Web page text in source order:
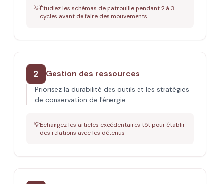
💡Étudiez les schémas de patrouille pendant 2 à 3
cycles avant de faire des mouvements
2 Gestion des ressources
Priorisez la durabilité des outils et les stratégies
de conservation de l'énergie
💡Échangez les articles excédentaires tôt pour établir
des relations avec les détenus